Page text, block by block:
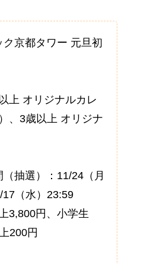
ク京都タワー 元旦初
上 オリジナルカレ
、3歳以上 オリジナ
抽選）：11/24（月
（水）23:59
3,800円、小学生
200円